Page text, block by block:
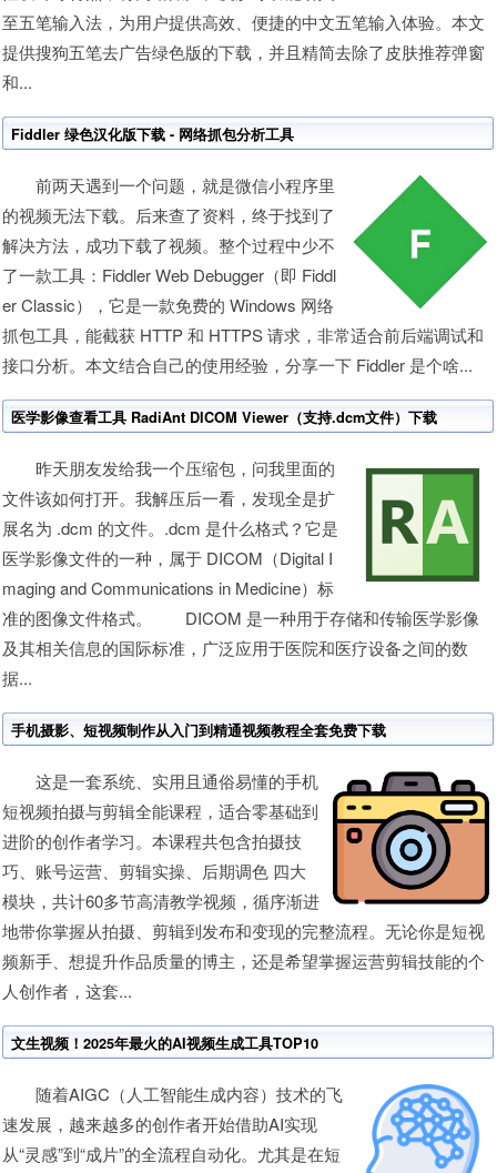
至五笔输入法，为用户提供高效、便捷的中文五笔输入体验。本文
提供搜狗五笔去广告绿色版的下载，并且精简去除了皮肤推荐弹窗
和...
Fiddler 绿色汉化版下载 - 网络抓包分析工具
前两天遇到一个问题，就是微信小程序里
的视频无法下载。后来查了资料，终于找到了
解决方法，成功下载了视频。整个过程中少不
了一款工具：Fiddler Web Debugger（即 Fiddl
er Classic），它是一款免费的 Windows 网络
抓包工具，能截获 HTTP 和 HTTPS 请求，非常适合前后端调试和
接口分析。本文结合自己的使用经验，分享一下 Fiddler 是个啥...
医学影像查看工具 RadiAnt DICOM Viewer（支持.dcm文件）下载
昨天朋友发给我一个压缩包，问我里面的
文件该如何打开。我解压后一看，发现全是扩
展名为 .dcm 的文件。.dcm 是什么格式？它是
医学影像文件的一种，属于 DICOM（Digital I
maging and Communications in Medicine）标
准的图像文件格式。 DICOM 是一种用于存储和传输医学影像
及其相关信息的国际标准，广泛应用于医院和医疗设备之间的数
据...
手机摄影、短视频制作从入门到精通视频教程全套免费下载
这是一套系统、实用且通俗易懂的手机
短视频拍摄与剪辑全能课程，适合零基础到
进阶的创作者学习。本课程共包含拍摄技
巧、账号运营、剪辑实操、后期调色 四大
模块，共计60多节高清教学视频，循序渐进
地带你掌握从拍摄、剪辑到发布和变现的完整流程。无论你是短视
频新手、想提升作品质量的博主，还是希望掌握运营剪辑技能的个
人创作者，这套...
文生视频！2025年最火的AI视频生成工具TOP10
随着AIGC（人工智能生成内容）技术的飞
速发展，越来越多的创作者开始借助AI实现
从“灵感”到“成片”的全流程自动化。尤其是在短